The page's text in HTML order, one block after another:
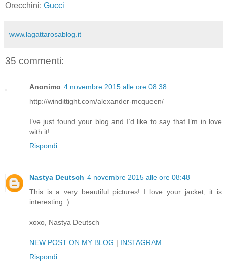
Orecchini: Gucci
www.lagattarosablog.it
35 commenti:
Anonimo 4 novembre 2015 alle ore 08:38
http://windittight.com/alexander-mcqueen/
I’ve just found your blog and I’d like to say that I’m in love
with it!
Rispondi
Nastya Deutsch 4 novembre 2015 alle ore 08:48
This is a very beautiful pictures! I love your jacket, it is
interesting :)
xoxo, Nastya Deutsch
NEW POST ON MY BLOG | INSTAGRAM
Rispondi